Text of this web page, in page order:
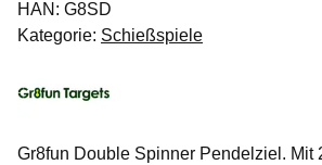
HAN: G8SD
Kategorie: Schießspiele
Gr8fun Double Spinner Pendelziel. Mit